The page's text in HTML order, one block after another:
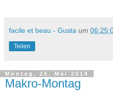
facile et beau - Gusta um
Teilen
Montag, 26. Mai 2014
Makro-Montag